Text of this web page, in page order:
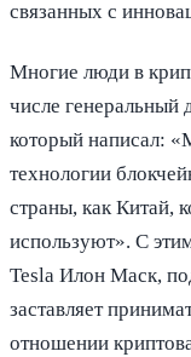
связанных с
Многие люди в
числе генеральный
который написал:
технологии
страны, как Китай,
используют». С
Tesla Илон Маск,
заставляет
отношении